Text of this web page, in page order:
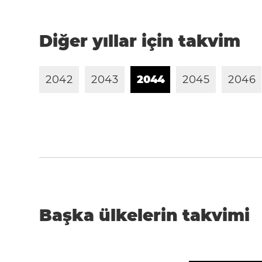
Diğer yıllar için takvim
2042 2043 2044 2045 2046
Başka ülkelerin takvimi